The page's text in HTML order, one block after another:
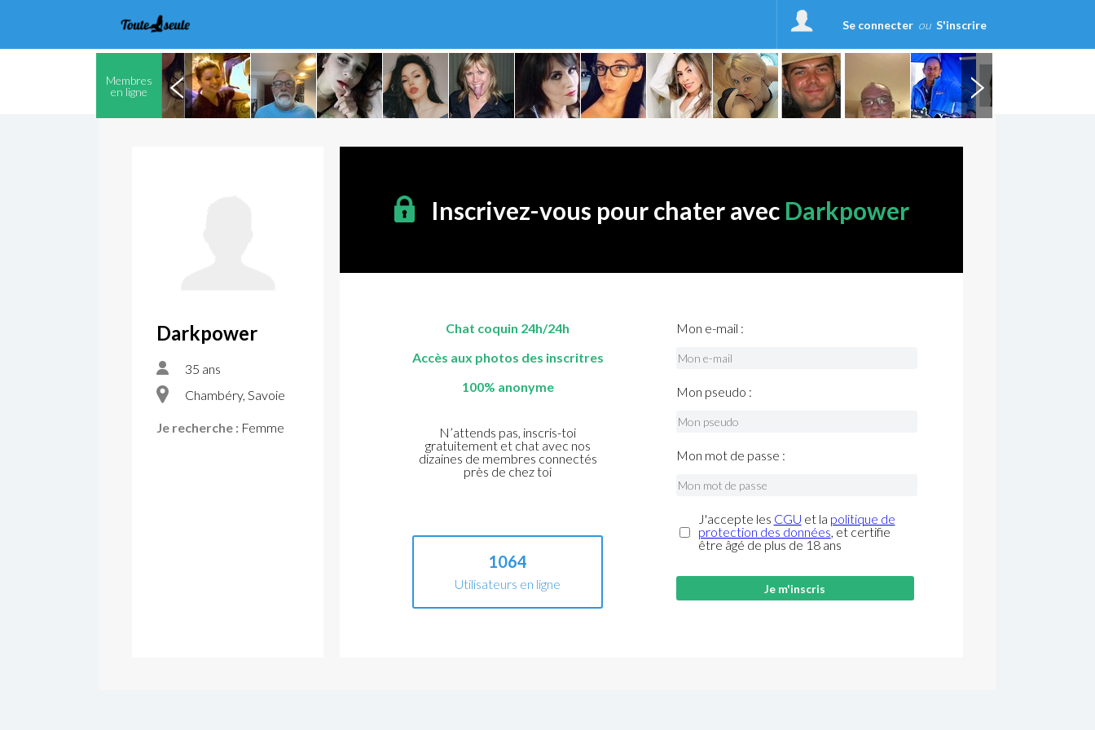
Se connecter ou S'inscrire
Membres
en ligne
Darkpower
35 ans
Chambéry, Savoie
Je recherche : Femme
Inscrivez-vous pour chater avec Darkpower
Chat coquin 24h/24h
Accès aux photos des inscritres
100% anonyme
N’attends pas, inscris-toi
gratuitement et chat avec nos
dizaines de membres connectés
près de chez toi
1064
Utilisateurs en ligne
Mon e-mail :
Mon pseudo :
Mon mot de passe :
J'accepte les CGU et la politique de
protection des données, et certifie
être âgé de plus de 18 ans